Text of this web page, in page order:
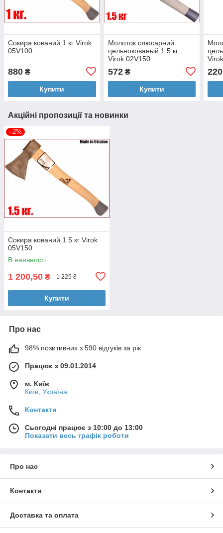
Сокира кований 1 кг Virok
05V100
880 ₴
Купити
Молоток слюсарний
цельнокованый 1.5 кг
Virok 02V150
572₴
Купити
220
Акційні пропозиції та новинки
–2%
Сокира кований 1.5 кг Virok
05V150
В наявності
1 200,50 ₴ 1 225 ₴
Купити
Про нас
98% позитивних з 590 відгуків за рік
Працює з 09.01.2014
м. Київ
Київ, Україна
Контакти
Сьогодні працює з 10:00 до 13:00
Показати весь графік роботи
Про нас
Контакти
Доставка та оплата